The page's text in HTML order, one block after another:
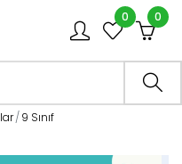
0 0
9 Sınıf